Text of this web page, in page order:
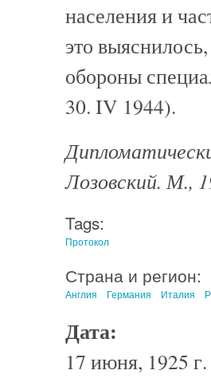
населения и
это
обороны
30. IV 1944).
Лозовский. М.,
Tags:
Протокол
Страна и регион:
Англия Германия Италия
Дата:
17 июня, 1925 г.